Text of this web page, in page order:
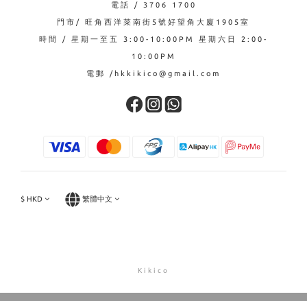
電話 / 3706 1700
門市/ 旺角西洋菜南街5號好望角大廈1905室
時間 / 星期一至五 3:00-10:00PM 星期六日 2:00-
10:00PM
電郵 /hkkikico@gmail.com
$ HKD 繁體中文
Kikico